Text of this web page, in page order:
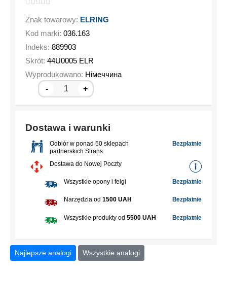
Znak towarowy: ELRING
Kod marki: 036.163
Indeks: 889903
Skrót: 44U0005 ELR
Wyprodukowano: Німеччина
-
+
Dostawa i warunki
Odbiór w ponad 50 sklepach
partnerskich Strans
Bezpłatnie
Dostawa do Nowej Poczty
Wszystkie opony i felgi Bezpłatnie
Narzędzia od1500 UAH Bezpłatnie
Wszystkie produkty od5500 UAH Bezpłatnie
Najlepsze analogi Wszystkie analogi